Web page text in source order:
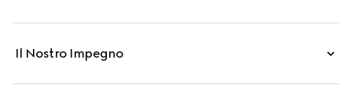
Il Nostro Impegno